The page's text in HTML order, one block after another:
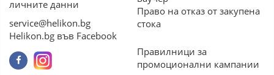
личните данни
service@helikon.bg
Helikon.bg във Facebook
Право на отказ от закупена
стока
Правилници за
промоционални кампании